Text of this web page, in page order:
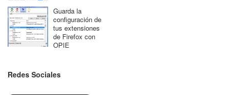
Guarda la
configuración de
tus extensiones
de Firefox con
OPIE
Redes Sociales